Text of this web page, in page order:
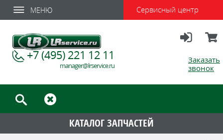
МЕНЮ Сервисный центр
Заказать
звонок
+7 (495) 221 12 11
manager@lrservice.ru
КАТАЛОГ ЗАПЧАСТЕЙ